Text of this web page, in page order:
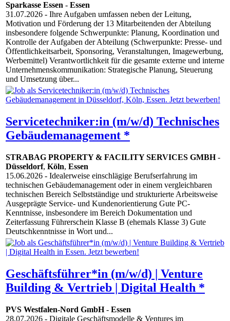
Sparkasse Essen - Essen
31.07.2026 - Ihre Aufgaben umfassen neben der Leitung,
Motivation und Förderung der 13 Mitarbeitenden der Abteilung
insbesondere folgende Schwerpunkte: Planung, Koordination und
Kontrolle der Aufgaben der Abteilung (Schwerpunkte: Presse- und
Öffentlichkeitsarbeit, Sponsoring, Veranstaltungen, Imagewerbung,
Werbemittel) Verantwortlichkeit für die gesamte externe und interne
Unternehmenskommunikation: Strategische Planung, Steuerung
und Umsetzung über...
Servicetechniker:in (m/w/d) Technisches
Gebäudemanagement *
STRABAG PROPERTY & FACILITY SERVICES GMBH-
Düsseldorf, Köln, Essen
15.06.2026 - Idealerweise einschlägige Berufserfahrung im
technischen Gebäudemanagement oder in einem vergleichbaren
technischen Bereich Selbstständige und strukturierte Arbeitsweise
Ausgeprägte Service- und Kundenorientierung Gute PC-
Kenntnisse, insbesondere im Bereich Dokumentation und
Zeiterfassung Führerschein Klasse B (ehemals Klasse 3) Gute
Deutschkenntnisse in Wort und...
Geschäftsführer*in (m/w/d) | Venture
Building & Vertrieb | Digital Health *
PVS Westfalen-Nord GmbH- Essen
28.07.2026 - Digitale Geschäftsmodelle & Ventures im